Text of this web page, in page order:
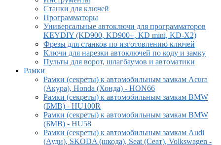
Cтанки для ключей
Программаторы
Универсальные автоключи для программаторов
KEYDIY (KD900, KD900+, KD mini, KD-X2)
Фрезы для станков по изготовлению ключей
Ключи для нарезки автоключей по коду и замку
Пульты для ворот, шлагбаумов и автоматики
Рамки
Рамки (секреты) к автомобильным замкам Acura
(Акура), Honda (Хонда) - HON66
Рамки (секреты) к автомобильным замкам BMW
(БМВ) - HU100R
Рамки (секреты) к автомобильным замкам BMW
(БМВ) - HU58
Рамки (секреты) к автомобильным замкам Audi
(Ауди), SKODA (шкода), Seat (Сеат), Volkswagen -